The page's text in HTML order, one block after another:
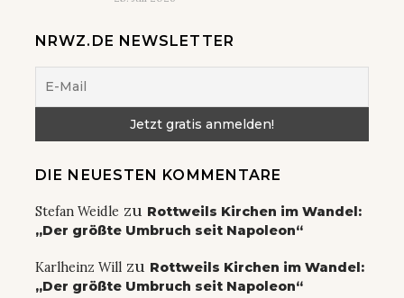
NRWZ.DE NEWSLETTER
DIE NEUESTEN KOMMENTARE
Stefan Weidle zu Rottweils Kirchen im Wandel:
„Der größte Umbruch seit Napoleon“
Karlheinz Will zu Rottweils Kirchen im Wandel:
„Der größte Umbruch seit Napoleon“